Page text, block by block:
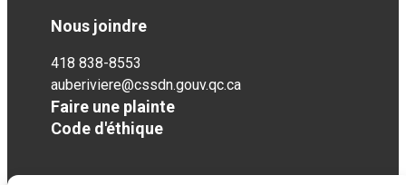
Nous joindre
418 838-8553
auberiviere@cssdn.gouv.qc.ca
Faire une plainte
Code d'éthique